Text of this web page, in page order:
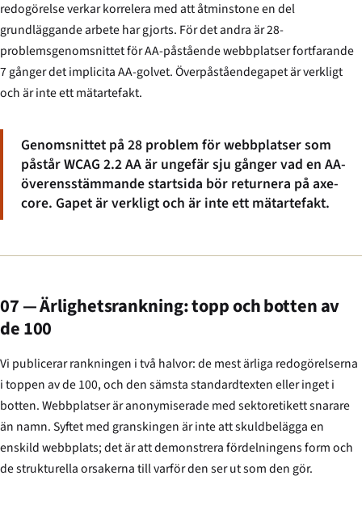
redogörelse verkar korrelera med att åtminstone en del
grundläggande arbete har gjorts. För det andra är 28-
problemsgenomsnittet för AA-påstående webbplatser fortfarande
7 gånger det implicita AA-golvet. Överpåståendegapet är verkligt
och är inte ett mätartefakt.
Genomsnittet på 28 problem för webbplatser som
påstår WCAG 2.2 AA är ungefär sju gånger vad en AA-
överensstämmande startsida bör returnera på axe-
core. Gapet är verkligt och är inte ett mätartefakt.
07 — Ärlighetsrankning: topp och botten av
de 100
Vi publicerar rankningen i två halvor: de mest ärliga redogörelserna
i toppen av de 100, och den sämsta standardtexten eller inget i
botten. Webbplatser är anonymiserade med sektoretikett snarare
än namn. Syftet med granskingen är inte att skuldbelägga en
enskild webbplats; det är att demonstrera fördelningens form och
de strukturella orsakerna till varför den ser ut som den gör.